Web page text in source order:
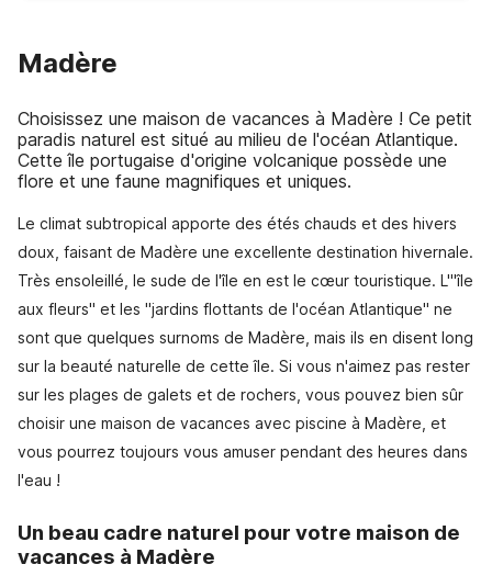
Madère
Choisissez une maison de vacances à Madère ! Ce petit
paradis naturel est situé au milieu de l'océan Atlantique.
Cette île portugaise d'origine volcanique possède une
flore et une faune magnifiques et uniques.
Le climat subtropical apporte des étés chauds et des hivers
doux, faisant de Madère une excellente destination hivernale.
Très ensoleillé, le sude de l'île en est le cœur touristique. L'"île
aux fleurs" et les "jardins flottants de l'océan Atlantique" ne
sont que quelques surnoms de Madère, mais ils en disent long
sur la beauté naturelle de cette île. Si vous n'aimez pas rester
sur les plages de galets et de rochers, vous pouvez bien sûr
choisir une maison de vacances avec piscine à Madère, et
vous pourrez toujours vous amuser pendant des heures dans
l'eau !
Un beau cadre naturel pour votre maison de
vacances à Madère